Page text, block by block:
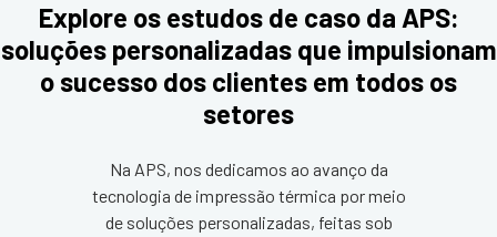
Explore os estudos de caso da APS:
soluções personalizadas que impulsionam
o sucesso dos clientes em todos os
setores
Na APS, nos dedicamos ao avanço da
tecnologia de impressão térmica por meio
de soluções personalizadas, feitas sob